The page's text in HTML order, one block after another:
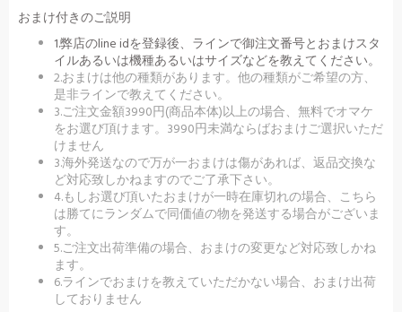
おまけ付きのご説明
1.弊店のline idを登録後、ラインで御注文番号とおまけスタ
イルあるいは機種あるいはサイズなどを教えてください。
2.おまけは他の種類があります。他の種類がご希望の方、
是非ラインで教えてください。
3.ご注文金額3990円(商品本体)以上の場合、無料でオマケ
をお選び頂けます。3990円未満ならばおまけご選択いただ
けません
3.海外発送なので万が一おまけは傷があれば、返品交換な
ど対応致しかねますのでご了承下さい。
4.もしお選び頂いたおまけが一時在庫切れの場合、こちら
は勝てにランダムで同価値の物を発送する場合がございま
す。
5.ご注文出荷準備の場合、おまけの変更など対応致しかね
ます。
6.ラインでおまけを教えていただかない場合、おまけ出荷
しておりません